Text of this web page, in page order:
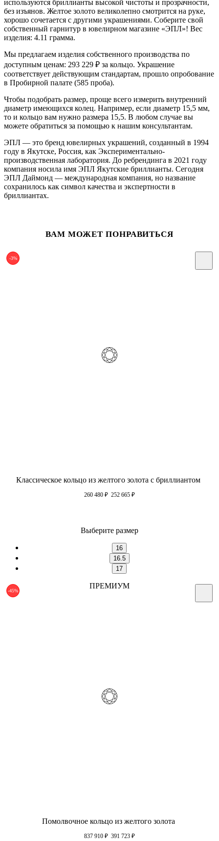
используются бриллианты высокой чистоты и прозрачности,
без изъянов. Желтое золото великолепно смотрится на руке,
хорошо сочетается с другими украшениями. Соберите свой
собственный гарнитур в ювелирном магазине «ЭПЛ»! Вес
изделия: 4.11 грамма.
Мы предлагаем изделия собственного производства по
доступным ценам: 293 229 ₽ за кольцо. Украшение
соответствует действующим стандартам, прошло опробование
в Пробирной палате (585 проба).
Чтобы подобрать размер, проще всего измерить внутренний
диаметр имеющихся колец. Например, если диаметр 15,5 мм,
то и кольцо вам нужно размера 15,5. В любом случае вы
можете обратиться за помощью к нашим консультантам.
ЭПЛ — это бренд ювелирных украшений, созданный в 1994
году в Якутске, Россия, как Экспериментально-
производственная лаборатория. До ребрендинга в 2021 году
компания носила имя ЭПЛ Якутские бриллианты. Сегодня
ЭПЛ Даймонд — международная компания, но название
сохранилось как символ качества и экспертности в
бриллиантах.
ВАМ МОЖЕТ ПОНРАВИТЬСЯ
-3%
Классическое кольцо из желтого золота с бриллиантом
260 480 ₽ 252 665 ₽
Выберите размер
16
16.5
17
-45%
ПРЕМИУМ
Помолвочное кольцо из желтого золота
837 910 ₽ 391 723 ₽